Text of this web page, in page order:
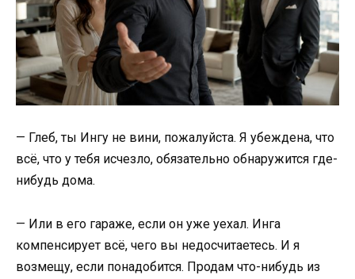
— Глеб, ты Ингу не вини, пожалуйста. Я убеждена, что
всё, что у тебя исчезло, обязательно обнаружится где-
нибудь дома.
— Или в его гараже, если он уже уехал. Инга
компенсирует всё, чего вы недосчитаетесь. И я
возмещу, если понадобится. Продам что-нибудь из